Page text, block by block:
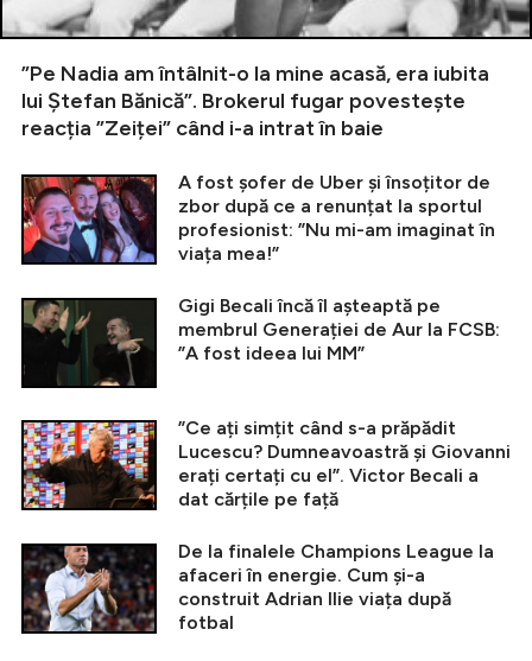
”Pe Nadia am întâlnit-o la mine acasă, era iubita
lui Ștefan Bănică”. Brokerul fugar povestește
reacția ”Zeiței” când i-a intrat în baie
A fost șofer de Uber și însoțitor de
zbor după ce a renunțat la sportul
profesionist: ”Nu mi-am imaginat în
viața mea!”
Gigi Becali încă îl așteaptă pe
membrul Generației de Aur la FCSB:
”A fost ideea lui MM”
”Ce ați simțit când s-a prăpădit
Lucescu? Dumneavoastră și Giovanni
erați certați cu el”. Victor Becali a
dat cărțile pe față
De la finalele Champions League la
afaceri în energie. Cum și-a
construit Adrian Ilie viața după
fotbal